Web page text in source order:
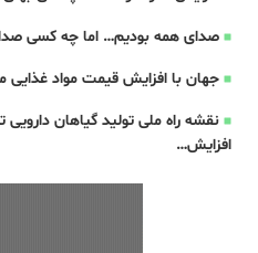
صدای همه بودیم… اما چه کسی
جهان با افزایش قیمت مواد غذایی
نقشه راه ملی تولید گیاهان
افزایش…